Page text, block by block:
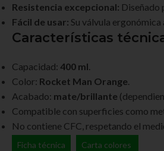
Resistencia excepcional: Diseñado
Fácil de usar: Su válvula
Características
Capacidad: 400 ml.
Color: Rocket Man Orange.
Acabado: mate/brillante
Compatible con superficies como
No contiene CFC, respetando el
Ficha técnica Carta colores